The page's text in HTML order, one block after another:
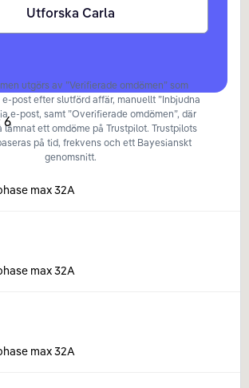
Utforska Carla
utgörs av ”Verifierade omdömen” som
post efter slutförd affär, manuellt ”Inbjudna
e-post, samt ”Overifierade omdömen”, där
lämnat ett omdöme på Trustpilot. Trustpilots
på tid, frekvens och ett Bayesianskt
genomsnitt.
6
max 32A
max 32A
max 32A